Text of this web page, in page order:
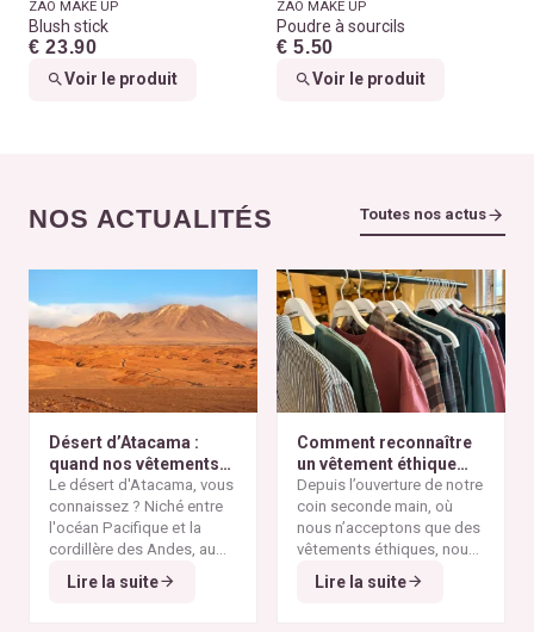
ZAO MAKE UP
Blush stick
€ 23.90
Voir le produit
ZAO MAKE UP
Poudre à sourcils
€ 5.50
Voir le produit
NOS ACTUALITÉS Toutes nos actus
Désert d’Atacama :
quand nos vêtements
finissent à l’autre bout
du monde
Le désert d'Atacama, vous
connaissez ? Niché entre
l'océan Pacifique et la
cordillère des Andes, au
nord du Chili, il est
considéré comme l'un des
Alors pourquoi parler du
désert d'Atacama sur un
Lire la suite
Comment reconnaître
un vêtement éthique
selon nos critères ?
Depuis l’ouverture de notre
coin seconde main, où
nous n’acceptons que des
vêtements éthiques, nous
avons remarqué qu’il n’est
pas toujours simple pour
Lire la suite